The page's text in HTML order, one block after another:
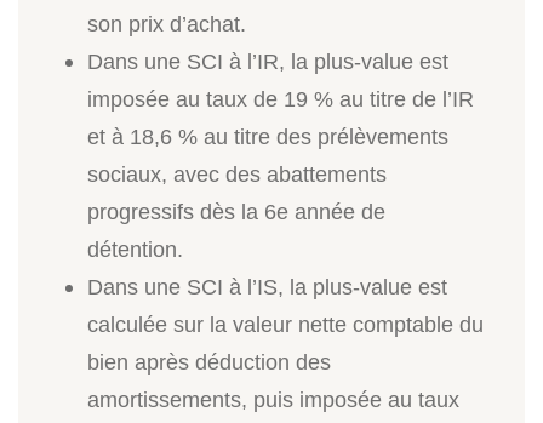
son prix d’achat.
Dans une SCI à l’IR, la plus-value est
imposée au taux de 19 % au titre de l’IR
et à 18,6 % au titre des prélèvements
sociaux, avec des abattements
progressifs dès la 6e année de
détention.
Dans une SCI à l’IS, la plus-value est
calculée sur la valeur nette comptable du
bien après déduction des
amortissements, puis imposée au taux